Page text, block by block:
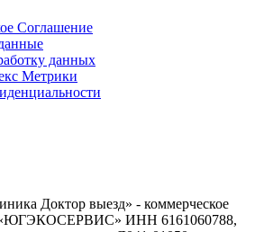
Соглашение
данных
Метрики
Доктор выезд» - коммерческое
ИНН 6161060788,